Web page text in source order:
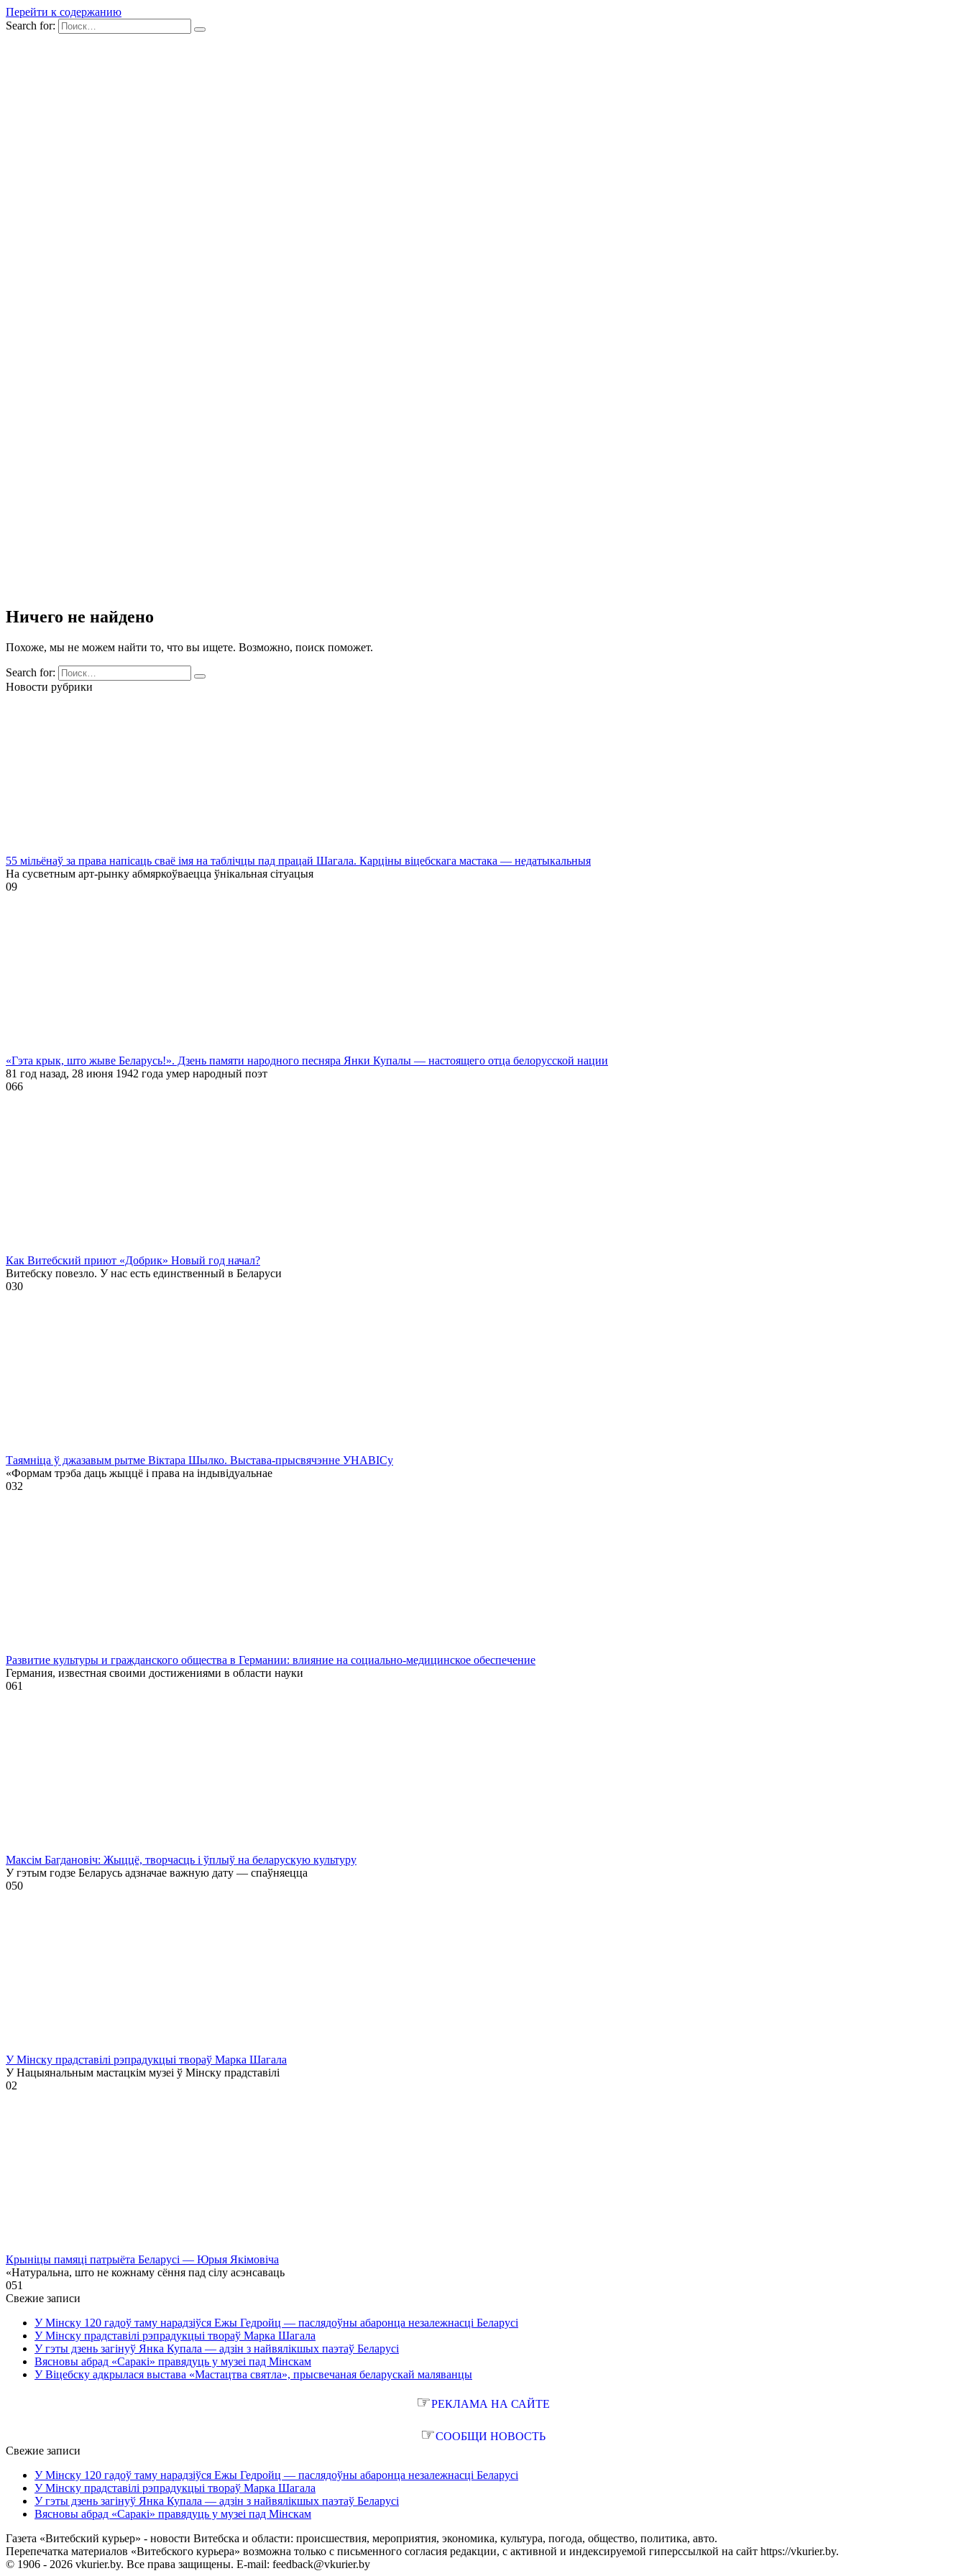
Перейти к содержанию
Search for:
Ничего не найдено
Похоже, мы не можем найти то, что вы ищете. Возможно, поиск поможет.
Search for:
Новости рубрики
55 мільёнаў за права напісаць сваё імя на таблічцы пад працай Шагала. Карціны віцебскага мастака — недатыкальныя
На сусветным арт-рынку абмяркоўваецца ўнікальная сітуацыя
09
«Гэта крык, што жыве Беларусь!». Дзень памяти народного песняра Янки Купалы — настоящего отца белорусской нации
81 год назад, 28 июня 1942 года умер народный поэт
066
Как Витебский приют «Добрик» Новый год начал?
Витебску повезло. У нас есть единственный в Беларуси
030
Таямніца ў джазавым рытме Віктара Шылко. Выстава-прысвячэнне УНАВІСу
«Формам трэба даць жыццё і права на індывідуальнае
032
Развитие культуры и гражданского общества в Германии: влияние на социально-медицинское обеспечение
Германия, известная своими достижениями в области науки
061
Максім Багдановіч: Жыццё, творчасць і ўплыў на беларускую культуру
У гэтым годзе Беларусь адзначае важную дату — спаўняецца
050
У Мінску прадставілі рэпрадукцыі твораў Марка Шагала
У Нацыянальным мастацкім музеі ў Мінску прадставілі
02
Крыніцы памяці патрыёта Беларусі — Юрыя Якімовіча
«Натуральна, што не кожнаму сёння пад сілу асэнсаваць
051
Свежие записи
У Мінску 120 гадоў таму нарадзіўся Ежы Гедройц — паслядоўны абаронца незалежнасці Беларусі
У Мінску прадставілі рэпрадукцыі твораў Марка Шагала
У гэты дзень загінуў Янка Купала — адзін з найвялікшых паэтаў Беларусі
Вясновы абрад «Саракі» правядуць у музеі пад Мінскам
У Віцебску адкрылася выстава «Мастацтва святла», прысвечаная беларускай маляванцы
☞РЕКЛАМА НА САЙТЕ
☞СООБЩИ НОВОСТЬ
Свежие записи
У Мінску 120 гадоў таму нарадзіўся Ежы Гедройц — паслядоўны абаронца незалежнасці Беларусі
У Мінску прадставілі рэпрадукцыі твораў Марка Шагала
У гэты дзень загінуў Янка Купала — адзін з найвялікшых паэтаў Беларусі
Вясновы абрад «Саракі» правядуць у музеі пад Мінскам
Газета «Витебский курьер» - новости Витебска и области: происшествия, мероприятия, экономика, культура, погода, общество, политика, авто.
Перепечатка материалов «Витебского курьера» возможна только с письменного согласия редакции, с активной и индексируемой гиперссылкой на сайт https://vkurier.by.
© 1906 - 2026 vkurier.by. Все права защищены. E-mail: feedback@vkurier.by